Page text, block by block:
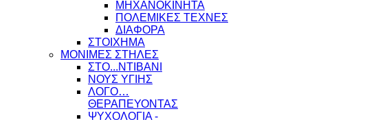
ΜΗΧΑΝΟΚΙΝΗΤΑ
ΠΟΛΕΜΙΚΕΣ ΤΕΧΝΕΣ
ΔΙΑΦΟΡΑ
ΣΤΟΙΧΗΜΑ
ΜΟΝΙΜΕΣ ΣΤΗΛΕΣ
ΣΤΟ...ΝΤΙΒΑΝΙ
ΝΟΥΣ ΥΓΙΗΣ
ΛΟΓΟ…
ΘΕΡΑΠΕΥΟΝΤΑΣ
ΨΥΧΟΛΟΓΙΑ -